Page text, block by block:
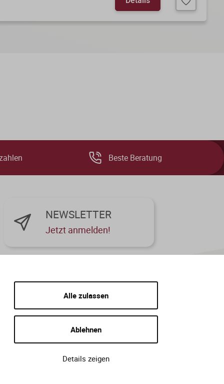
Alle zulassen
Ablehnen
Details zeigen
Beste Beratung
NEWSLETTER
Jetzt anmelden!